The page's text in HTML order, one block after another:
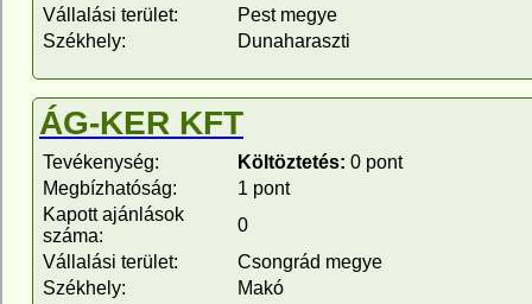
Vállalási terület:
Pest megye
Székhely:
Dunaharaszti
ÁG-KER KFT
Tevékenység: Költöztetés: 0 pont
Megbízhatóság:
1 pont
Kapott ajánlások
száma:
0
Vállalási terület:
Csongrád megye
Székhely:
Makó